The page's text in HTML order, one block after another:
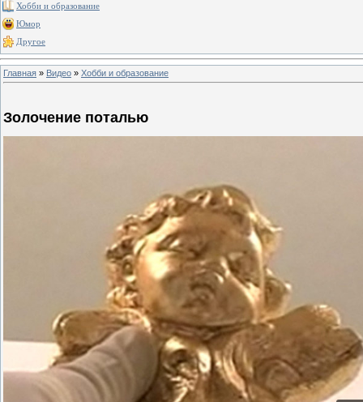
Хобби и образование
Юмор
Другое
Главная » Видео » Хобби и образование
Золочение поталью